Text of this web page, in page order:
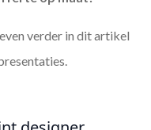
verder in dit artikel